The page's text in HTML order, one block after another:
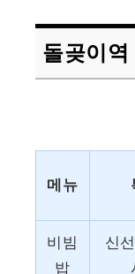
돌곶이역
메뉴
비빔
밥
신